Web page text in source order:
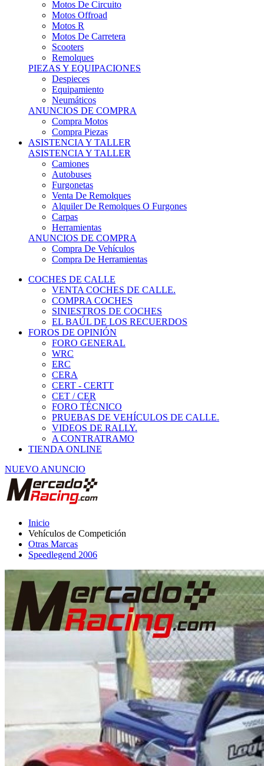
Motos R
Motos De Carretera
Scooters
Remolques
PIEZAS Y EQUIPACIONES
Despieces
Equipamiento
Neumáticos
ANUNCIOS DE COMPRA
Compra Motos
Compra Piezas
ASISTENCIA Y TALLER
ASISTENCIA Y TALLER
Camiones
Autobuses
Furgonetas
Venta De Remolques
Alquiler De Remolques O Furgones
Carpas
Herramientas
ANUNCIOS DE COMPRA
Compra De Vehículos
Compra De Herramientas
COCHES DE CALLE
VENTA COCHES DE CALLE.
COMPRA COCHES
SINIESTROS DE COCHES
EL BAÚL DE LOS RECUERDOS
FOROS DE OPINIÓN
FORO GENERAL
WRC
ERC
CERA
CERT - CERTT
CET / CER
FORO TÉCNICO
PRUEBAS DE VEHÍCULOS DE CALLE.
VIDEOS DE RALLY.
A CONTRATRAMO
TIENDA ONLINE
NUEVO ANUNCIO
Vehículos de Competición
Otras Marcas
Speedlegend 2006